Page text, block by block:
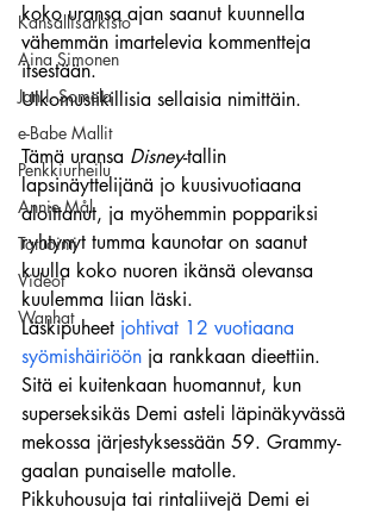
Kansallisarkisto
Aina Simonen
Jan I. Somela
e-Babe Mallit
Penkkiurheilu
Annie Mål
Tatuointi
Videot
Wanhat
koko uransa ajan saanut kuunnella
vähemmän imartelevia kommentteja
itsestään.
Ulkomusiikillisia sellaisia nimittäin.
Tämä uransa Disney-tallin
lapsinäyttelijänä jo kuusivuotiaana
aloittanut, ja myöhemmin poppariksi
ryhtynyt tumma kaunotar on saanut
kuulla koko nuoren ikänsä olevansa
kuulemma liian läski.
Läskipuheet johtivat 12 vuotiaana
syömishäiriöön ja rankkaan dieettiin.
Sitä ei kuitenkaan huomannut, kun
superseksikäs Demi asteli läpinäkyvässä
mekossa järjestyksessään 59. Grammy-
gaalan punaiselle matolle.
Pikkuhousuja tai rintaliivejä Demi ei